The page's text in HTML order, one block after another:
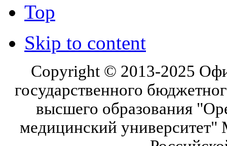
Top
Skip to content
Copyright © 2013-2025
государственного
высшего образования
медицинский университет"